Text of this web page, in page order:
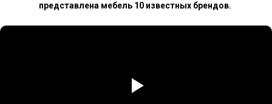
представлена мебель 10 известных брендов.